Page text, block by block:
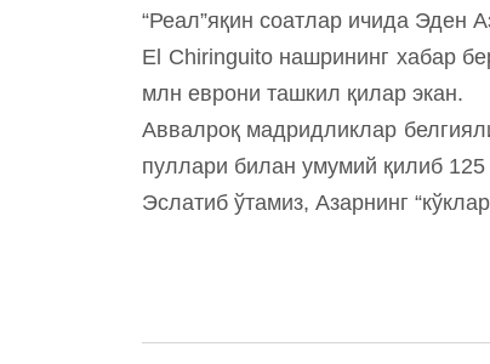
“Реал”яқин соатлар ичида Эден
El Chiringuito нашрининг хабар
млн еврони ташкил қилар экан.
Аввалроқ мадридликлар
пуллари билан умумий қилиб
Эслатиб ўтамиз, Азарнинг